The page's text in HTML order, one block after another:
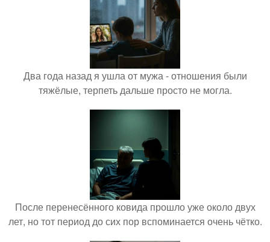
Два года назад я ушла от мужа - отношения были
тяжёлые, терпеть дальше просто не могла.
После перенесённого ковида прошло уже около двух
лет, но тот период до сих пор вспоминается очень чётко.